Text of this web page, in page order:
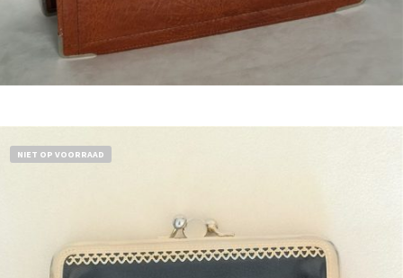
NIET OP VOORRAAD